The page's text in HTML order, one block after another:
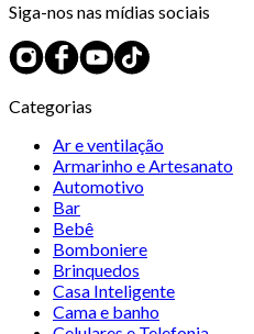
Siga-nos nas mídias sociais
Categorias
Ar e ventilação
Armarinho e Artesanato
Automotivo
Bar
Bebê
Bomboniere
Brinquedos
Casa Inteligente
Cama e banho